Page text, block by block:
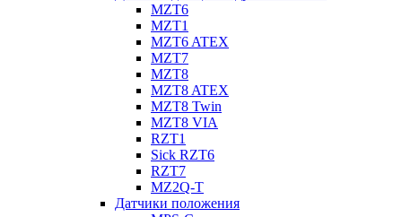
MZT6
MZT1
MZT6 ATEX
MZT7
MZT8
MZT8 ATEX
MZT8 Twin
MZT8 VIA
RZT1
Sick RZT6
RZT7
MZ2Q-T
Датчики положения